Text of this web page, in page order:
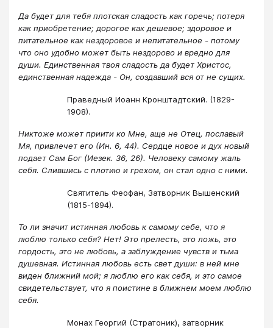
Да будет для тебя плотская сладость как горечь; потеря
как приобретение; дорогое как дешевое; здоровое и
питательное как нездоровое и непитательное - потому
что оно удобно может быть нездорово и вредно для
души. Единственная твоя сладость да будет Христос,
единственная надежда - Он, создавший вся от не сущих.
Праведный Иоанн Кронштадтский. (1829-
1908).
Никтоже может приити ко Мне, аще не Отец, пославый
Мя, привлечет его (Ин. 6, 44). Сердце новое и дух новый
подает Сам Бог (Иезек. 36, 26). Человеку самому жаль
себя. Слившись с плотию и грехом, он стал одно с ними.
Святитель Феофан, Затворник Вышенский
(1815-1894).
То ли значит истинная любовь к самому себе, что я
люблю только себя? Нет! Это прелесть, это ложь, это
гордость, это не любовь, а заблуждение чувств и тьма
душевная. Истинная любовь есть свет души: в ней мне
виден ближний мой; я люблю его как себя, и это самое
свидетельствует, что я поистине в ближнем моем люблю
себя.
Монах Георгий (Стратоник), затворник